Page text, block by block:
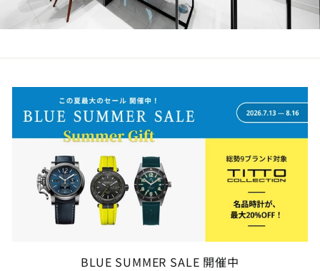
BLUE SUMMER SALE 開催中